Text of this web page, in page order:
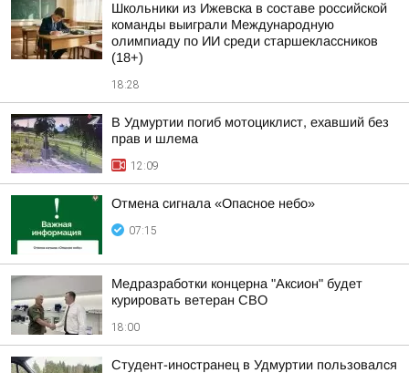
Школьники из Ижевска в составе российской
команды выиграли Международную
олимпиаду по ИИ среди старшеклассников
(18+)
18:28
В Удмуртии погиб мотоциклист, ехавший без
прав и шлема
12:09
Отмена сигнала «Опасное небо»
07:15
Медразработки концерна "Аксион" будет
курировать ветеран СВО
18:00
Студент-иностранец в Удмуртии пользовался